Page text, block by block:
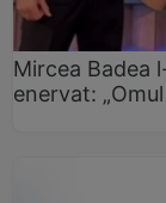
Mircea Badea
enervat: